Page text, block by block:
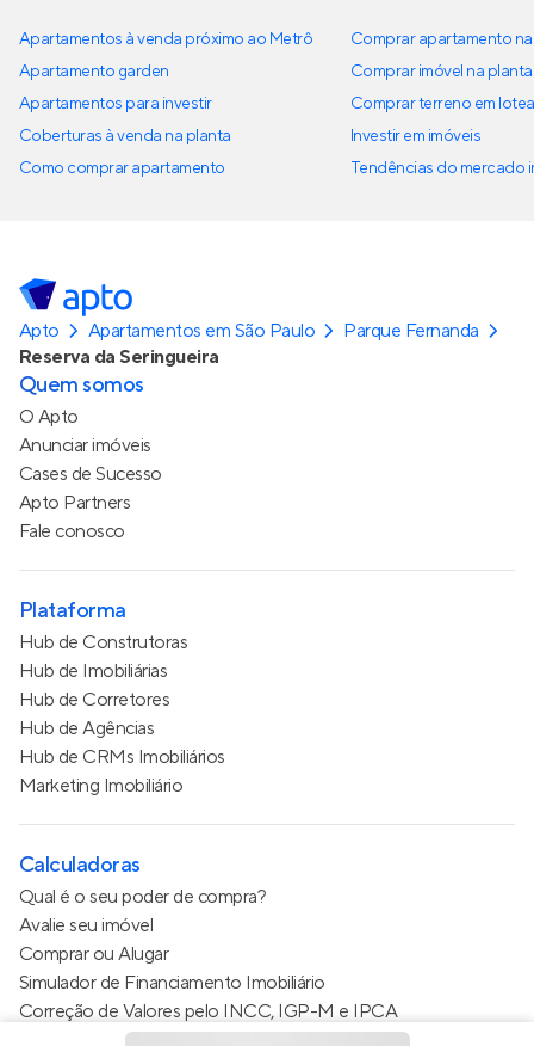
Apartamentos à venda próximo ao Metrô
Apartamento garden
Apartamentos para investir
Coberturas à venda na planta
Como comprar apartamento
Comprar apartamento
Comprar imóvel na planta
Comprar terreno em
Investir em imóveis
Tendências do mercado
Apto Apartamentos em São Paulo
Parque Fernanda
Reserva da Seringueira
Quem somos
O Apto
Anunciar imóveis
Cases de Sucesso
Apto Partners
Fale conosco
Plataforma
Hub de Construtoras
Hub de Imobiliárias
Hub de Corretores
Hub de Agências
Hub de CRMs Imobiliários
Marketing Imobiliário
Calculadoras
Qual é o seu poder de compra?
Avalie seu imóvel
Comprar ou Alugar
Simulador de Financiamento Imobiliário
Correção de Valores pelo INCC, IGP-M e IPCA
Estimativa de valor do condomínio